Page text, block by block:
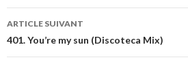
ARTICLE SUIVANT
401. You’re my sun (Discoteca Mix)